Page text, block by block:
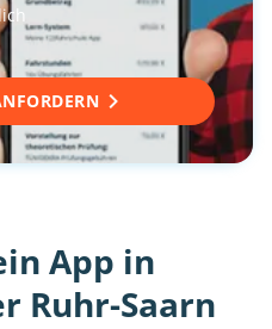
App in
Ruhr-Saarn